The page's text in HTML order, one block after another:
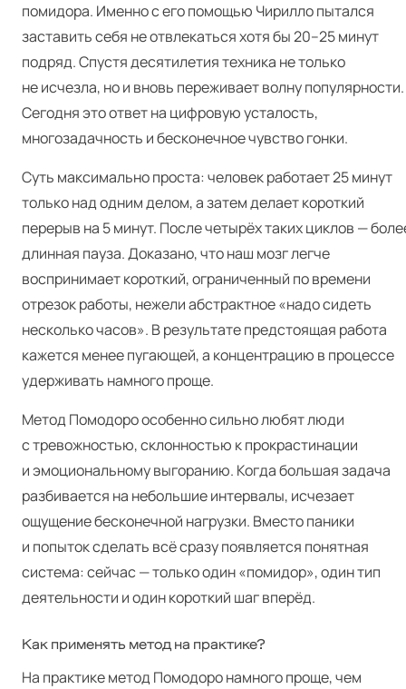
помидора. Именно с его помощью Чирилло пытался
заставить себя не отвлекаться хотя бы 20–25 минут
подряд. Спустя десятилетия техника не только
не исчезла, но и вновь переживает волну популярности.
Сегодня это ответ на цифровую усталость,
многозадачность и бесконечное чувство гонки.
Суть максимально проста: человек работает 25 минут
только над одним делом, а затем делает короткий
перерыв на 5 минут. После четырёх таких циклов —
длинная пауза. Доказано, что наш мозг легче
воспринимает короткий, ограниченный по времени
отрезок работы, нежели абстрактное «надо сидеть
несколько часов». В результате предстоящая работа
кажется менее пугающей, а концентрацию в процессе
удерживать намного проще.
Метод Помодоро особенно сильно любят люди
с тревожностью, склонностью к прокрастинации
и эмоциональному выгоранию. Когда большая задача
разбивается на небольшие интервалы, исчезает
ощущение бесконечной нагрузки. Вместо паники
и попыток сделать всё сразу появляется понятная
система: сейчас — только один «помидор», один тип
деятельности и один короткий шаг вперёд.
Как применять метод на практике?
На практике метод Помодоро намного проще, чем